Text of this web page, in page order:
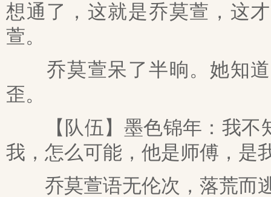
想通了，这就是乔莫萱，这
萱。
乔莫萱呆了半晌。她知道
歪。
【队伍】墨色锦年：我不
我，怎么可能，他是师傅，是
乔莫萱语无伦次，落荒而